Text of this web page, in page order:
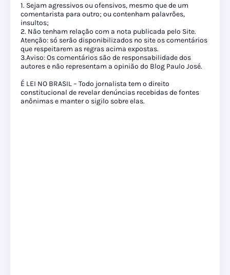
1. Sejam agressivos ou ofensivos, mesmo que de um
comentarista para outro; ou contenham palavrões,
insultos;
2. Não tenham relação com a nota publicada pelo Site.
Atenção: só serão disponibilizados no site os comentários
que respeitarem as regras acima expostas.
3.Aviso: Os comentários são de responsabilidade dos
autores e não representam a opinião do Blog Paulo José.
É LEI NO BRASIL – Todo jornalista tem o direito
constitucional de revelar denúncias recebidas de fontes
anônimas e manter o sigilo sobre elas.